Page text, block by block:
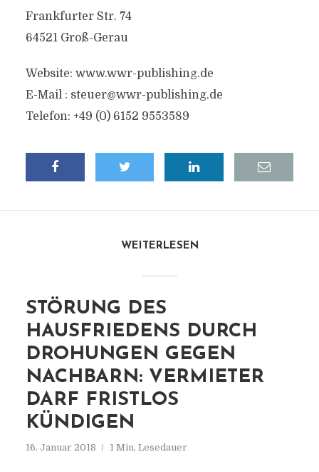
Frankfurter Str. 74
64521 Groß-Gerau
Website: www.wwr-publishing.de
E-Mail : steuer@wwr-publishing.de
Telefon: +49 (0) 6152 9553589
WEITERLESEN
STÖRUNG DES
HAUSFRIEDENS DURCH
DROHUNGEN GEGEN
NACHBARN: VERMIETER
DARF FRISTLOS
KÜNDIGEN
16. Januar 2018 1 Min. Lesedauer